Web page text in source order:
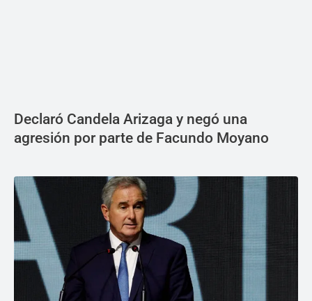
Declaró Candela Arizaga y negó una
agresión por parte de Facundo Moyano